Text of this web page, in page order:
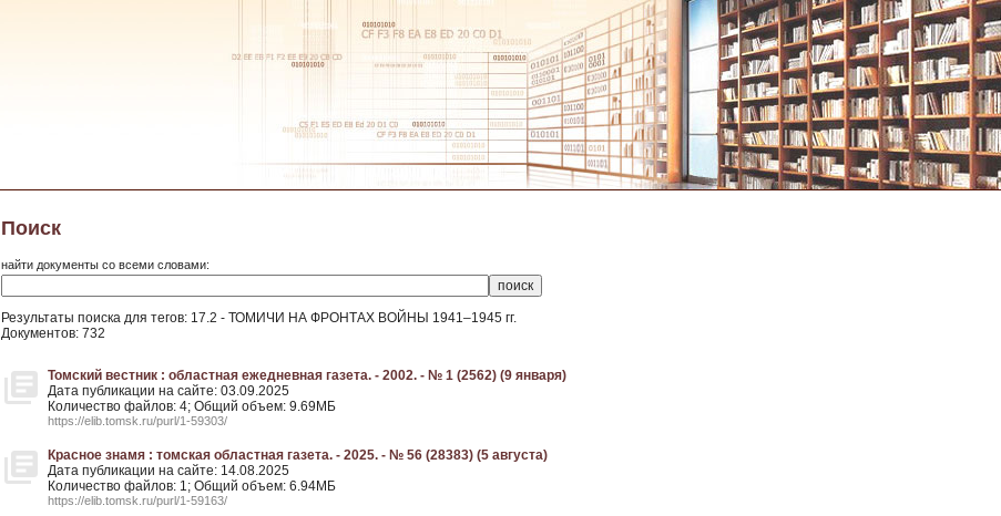
Поиск
найти документы со всеми словами:
Результаты поиска для тегов: 17.2 - ТОМИЧИ НА ФРОНТАХ ВОЙНЫ 1941–1945 гг.
Документов: 732
Томский вестник : областная ежедневная газета. - 2002. - № 1 (2562) (9 января)
Дата публикации на сайте: 03.09.2025
Количество файлов: 4; Общий объем: 9.69МБ
https://elib.tomsk.ru/purl/1-59303/
Красное знамя : томская областная газета. - 2025. - № 56 (28383) (5 августа)
Дата публикации на сайте: 14.08.2025
Количество файлов: 1; Общий объем: 6.94МБ
https://elib.tomsk.ru/purl/1-59163/